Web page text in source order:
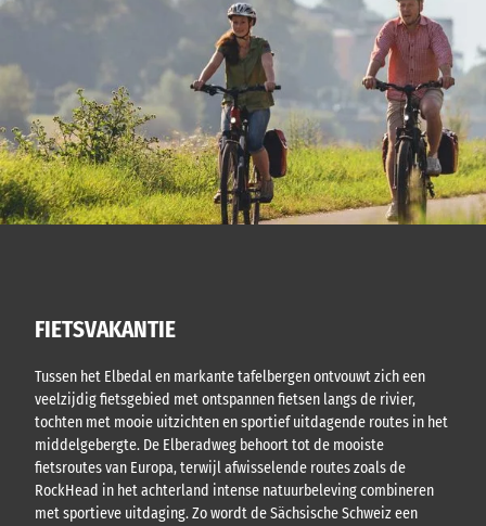
FIETSVAKANTIE
Tussen het Elbedal en markante tafelbergen ontvouwt zich een
veelzijdig fietsgebied met ontspannen fietsen langs de rivier,
tochten met mooie uitzichten en sportief uitdagende routes in het
middelgebergte. De Elberadweg behoort tot de mooiste
fietsroutes van Europa, terwijl afwisselende routes zoals de
RockHead in het achterland intense natuurbeleving combineren
met sportieve uitdaging. Zo wordt de Sächsische Schweiz een